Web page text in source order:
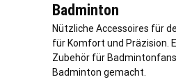
Badminton
Nützliche Accessoires für
für Komfort und Präzision.
Zubehör für
Badminton gemacht.